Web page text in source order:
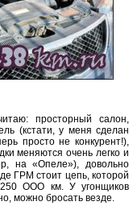
просторный салон,
(кстати, у меня сделан
просто не конкурент!),
меняются очень легко и
на «Опеле»), довольно
ГРМ стоит цепь, которой
ООО км. У угонщиков
можно бросать везде.